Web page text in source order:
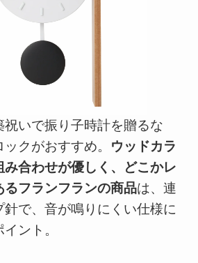
祝いで振り子時計を贈るな
クがおすすめ。 ウッドカラ
み合わせが優しく、どこかレ
るフランフランの商品は、連
で、音が鳴りにくい仕様に
ント。